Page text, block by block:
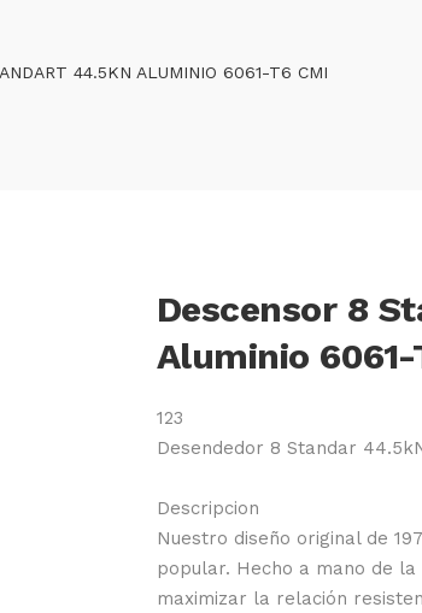
44.5KN ALUMINIO 6061-T6 CMI
Descensor 8
Aluminio 6061-
123
Desendedor 8 Standar
Descripcion
Nuestro diseño original de
popular. Hecho a mano de
maximizar la relación